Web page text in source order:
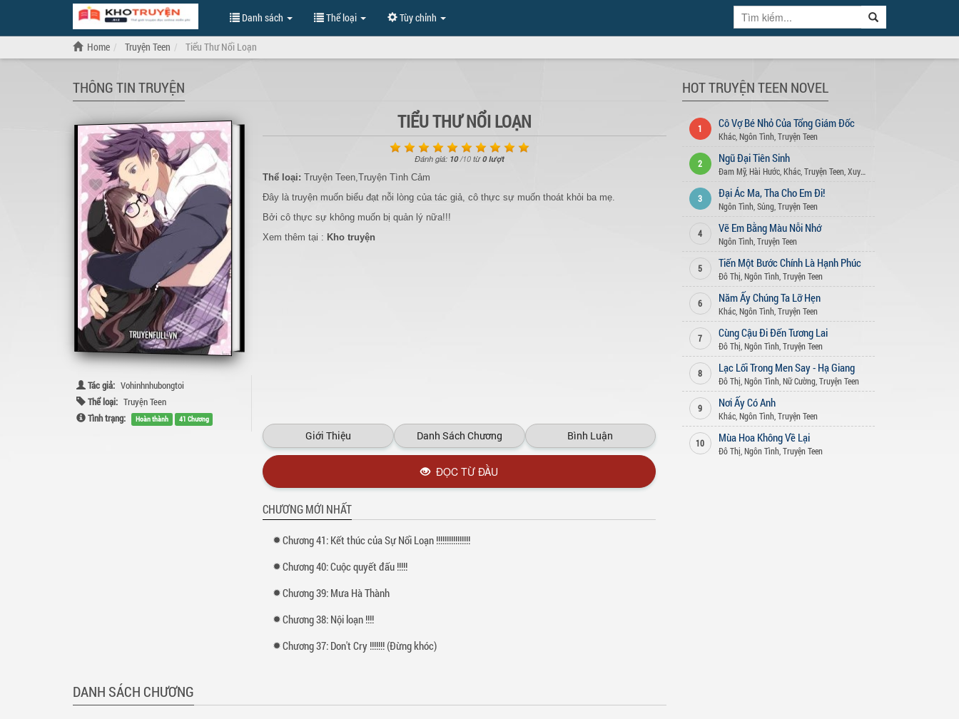
Danh sách Thể loại Tùy chỉnh
Home Truyện Teen Tiểu Thư Nổi Loạn
THÔNG TIN TRUYỆN
TIỂU THƯ NỔI LOẠN
Tác giả: Vohinhnhubongtoi
Thể loại: Truyện Teen
Tình trạng:
Hoàn thành 41 Chương
Đánh giá: 10/10từ0 lượt
Thể loại:Truyện Teen,Truyện Tình Cảm
Đây là truyện muốn biểu đạt nỗi lòng của tác giả, cô thực sự muốn thoát khỏi ba mẹ.
Bởi cô thực sự không muốn bị quản lý nữa!!!
Xem thêm tại : Kho truyện
Giới Thiệu Danh Sách Chương Bình Luận
ĐỌC TỪ ĐẦU
CHƯƠNG MỚI NHẤT
Chương 41: Kết thúc của Sự Nổi Loạn !!!!!!!!!!!!!!!!
Chương 40: Cuộc quyết đấu !!!!!
Chương 39: Mưa Hà Thành
Chương 38: Nội loạn !!!!
Chương 37: Don't Cry !!!!!!! (Đừng khóc)
DANH SÁCH CHƯƠNG
HOT TRUYỆN TEEN NOVEL
1 Cô Vợ Bé Nhỏ Của Tổng Giám Đốc
Khác, Ngôn Tình, Truyện Teen
2 Ngũ Đại Tiên Sinh
Đam Mỹ, Hài Hước, Khác, Truyện Teen Xuyên Không
3 Đại Ác Ma, Tha Cho Em Đi!
Ngôn Tình, Sủng Truyện Teen
4 Vẽ Em Bằng Màu Nỗi Nhớ
Ngôn Tình, Truyện Teen
5 Tiến Một Bước Chính Là Hạnh Phúc
Đô Thị Ngôn Tình, Truyện Teen
6 Năm Ấy Chúng Ta Lỡ Hẹn
Khác, Ngôn Tình, Truyện Teen
7 Cùng Cậu Đi Đến Tương Lai
Đô Thị Ngôn Tình, Truyện Teen
8 Lạc Lối Trong Men Say - Hạ Giang
Đô Thị Ngôn Tình, Nữ Cường, Truyện Teen
9 Nơi Ấy Có Anh
Khác, Ngôn Tình, Truyện Teen
10 Mùa Hoa Không Về Lại
Đô Thị Ngôn Tình, Truyện Teen